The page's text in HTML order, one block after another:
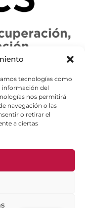
tecnologías como
información del
nos permitirá
navegación o las
o retirar el
a ciertas